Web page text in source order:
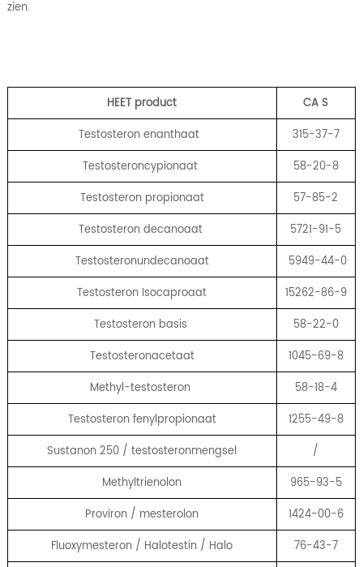
zien.
HEET product CAS
Testosteron enanthaat
315-37-7
Testosteroncypionaat
58-20-8
Testosteron propionaat
57-85-2
Testosteron decanoaat
5721-91-5
Testosteronundecanoaat
5949-44-0
Testosteron Isocaproaat
15262-86-9
Testosteron basis
58-22-0
Testosteronacetaat
1045-69-8
Methyl-testosteron
58-18-4
Testosteron fenylpropionaat
1255-49-8
Sustanon 250 / testosteronmengsel
/
Methyltrienolon
965-93-5
Proviron / mesterolon
1424-00-6
Fluoxymesteron / Halotestin / Halo
76-43-7